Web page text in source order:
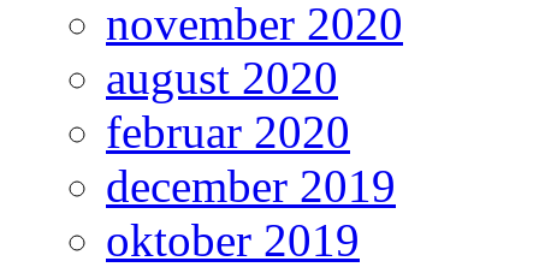
november 2020
august 2020
februar 2020
december 2019
oktober 2019